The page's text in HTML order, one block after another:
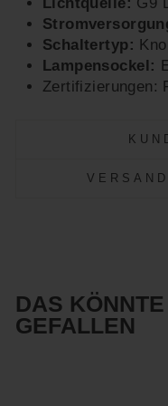
Schaltertyp:
Lampensockel:
Zertifizierungen:
DAS
GEFALLEN